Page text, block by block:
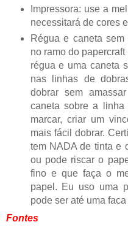
Impressora: use a
necessitará de cores
Régua e caneta
no ramo do
régua e uma caneta
nas linhas de
dobrar sem
caneta sobre a linha
marcar, criar um
mais fácil dobrar.
tem NADA de tinta e
ou pode riscar o
fino e que faça o
papel. Eu uso uma
pode ser até uma faca
Fontes